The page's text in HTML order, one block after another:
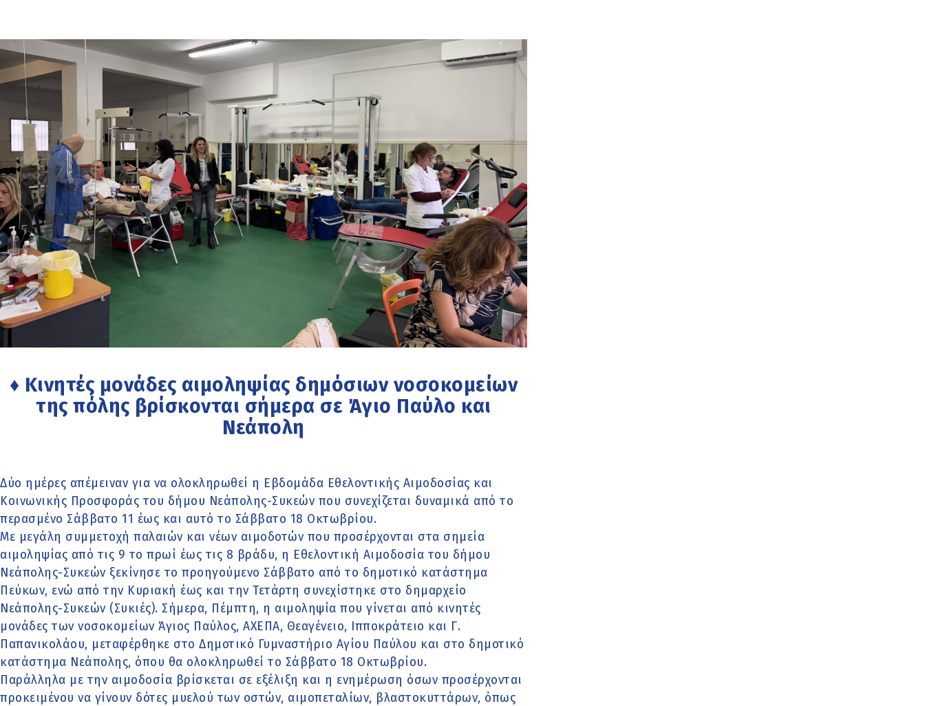
♦ Κινητές μονάδες αιμοληψίας δημόσιων νοσοκομείων
της πόλης βρίσκονται σήμερα σε Άγιο Παύλο και
Νεάπολη
Δύο ημέρες απέμειναν για να ολοκληρωθεί η Εβδομάδα Εθελοντικής Αιμοδοσίας και
Κοινωνικής Προσφοράς του δήμου Νεάπολης-Συκεών που συνεχίζεται δυναμικά από το
περασμένο Σάββατο 11 έως και αυτό το Σάββατο 18 Οκτωβρίου.
Με μεγάλη συμμετοχή παλαιών και νέων αιμοδοτών που προσέρχονται στα σημεία
αιμοληψίας από τις 9 το πρωί έως τις 8 βράδυ, η Εθελοντική Αιμοδοσία του δήμου
Νεάπολης-Συκεών ξεκίνησε το προηγούμενο Σάββατο από το δημοτικό κατάστημα
Πεύκων, ενώ από την Κυριακή έως και την Τετάρτη συνεχίστηκε στο δημαρχείο
Νεάπολης-Συκεών (Συκιές). Σήμερα, Πέμπτη, η αιμοληψία που γίνεται από κινητές
μονάδες των νοσοκομείων Άγιος Παύλος, ΑΧΕΠΑ, Θεαγένειο, Ιπποκράτειο και Γ.
Παπανικολάου, μεταφέρθηκε στο Δημοτικό Γυμναστήριο Αγίου Παύλου και στο δημοτικό
κατάστημα Νεάπολης, όπου θα ολοκληρωθεί το Σάββατο 18 Οκτωβρίου.
Παράλληλα με την αιμοδοσία βρίσκεται σε εξέλιξη και η ενημέρωση όσων προσέρχονται
προκειμένου να γίνουν δότες μυελού των οστών, αιμοπεταλίων, βλαστοκυττάρων, όπως